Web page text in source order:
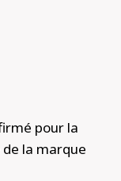
pour la
la marque